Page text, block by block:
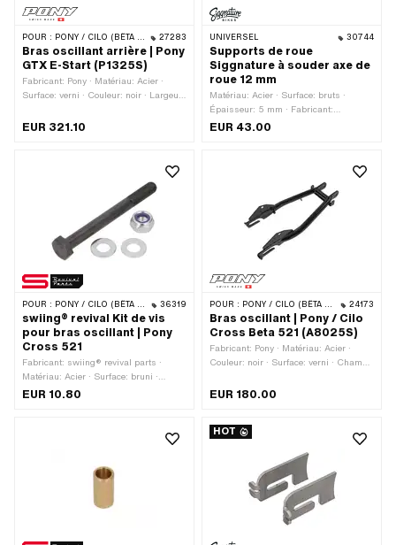
POUR : PONY / CILO (BÊTA 521 & 512) 27283
Bras oscillant arrière | Pony
GTX E-Start (P1325S)
Fabricant: Pony · Matériau: Acier ·
Surface: verni · Couleur: noir · Largeur
d'application: Original
EUR 321.10
UNIVERSEL 30744
Supports de roue
Siggnature à souder axe de
roue 12 mm
Matériau: Acier · Surface: bruts ·
Épaisseur: 5 mm · Fabricant:
Siggnature Bikes · Ø axe: 12 mm ·
EUR 43.00
POUR : PONY / CILO (BÊTA 521 & 512) 36319
swiing® revival Kit de vis
pour bras oscillant | Pony
Cross 521
Fabricant: swiing® revival parts ·
Matériau: Acier · Surface: bruni ·
Surface: galvanisé bleu · Type de
Entraînement: Six pans extérieurs ·
composants: 4 pcs · Pony numéro
P8022 · Pony numéro OEM: P8023
EUR 10.80
POUR : PONY / CILO (BÊTA 521 & 512) 24173
Bras oscillant | Pony / Cilo
Cross Beta 521 (A8025S)
Fabricant: Pony · Matériau: Acier ·
Couleur: noir · Surface: verni · Champ
EUR 180.00
HOT